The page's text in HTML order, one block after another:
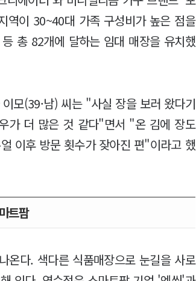
역이 30~40대 가족 구성비가 높은 점을
총 82개에 달하는 임대 매장을 유치했
모(39·남) 씨는 "사실 장을 보러 왔다기
가 더 많은 것 같다"면서 "온 김에 장도
이후 방문 횟수가 잦아진 편"이라고 했
트팜
온다. 색다른 식품매장으로 눈길을 사로